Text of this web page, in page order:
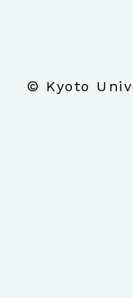
© Kyoto